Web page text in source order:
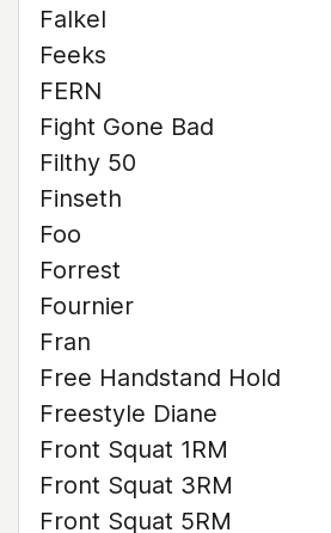
Falkel
Feeks
FERN
Fight Gone Bad
Filthy 50
Finseth
Foo
Forrest
Fournier
Fran
Free Handstand Hold
Freestyle Diane
Front Squat 1RM
Front Squat 3RM
Front Squat 5RM